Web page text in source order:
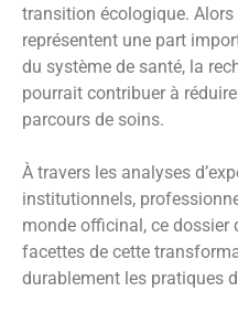
transition écologique.
représentent une part
du système de santé, la
pourrait contribuer à
parcours de soins.
À travers les analyses
institutionnels,
monde officinal, ce dossier
facettes de cette
durablement les pratiques